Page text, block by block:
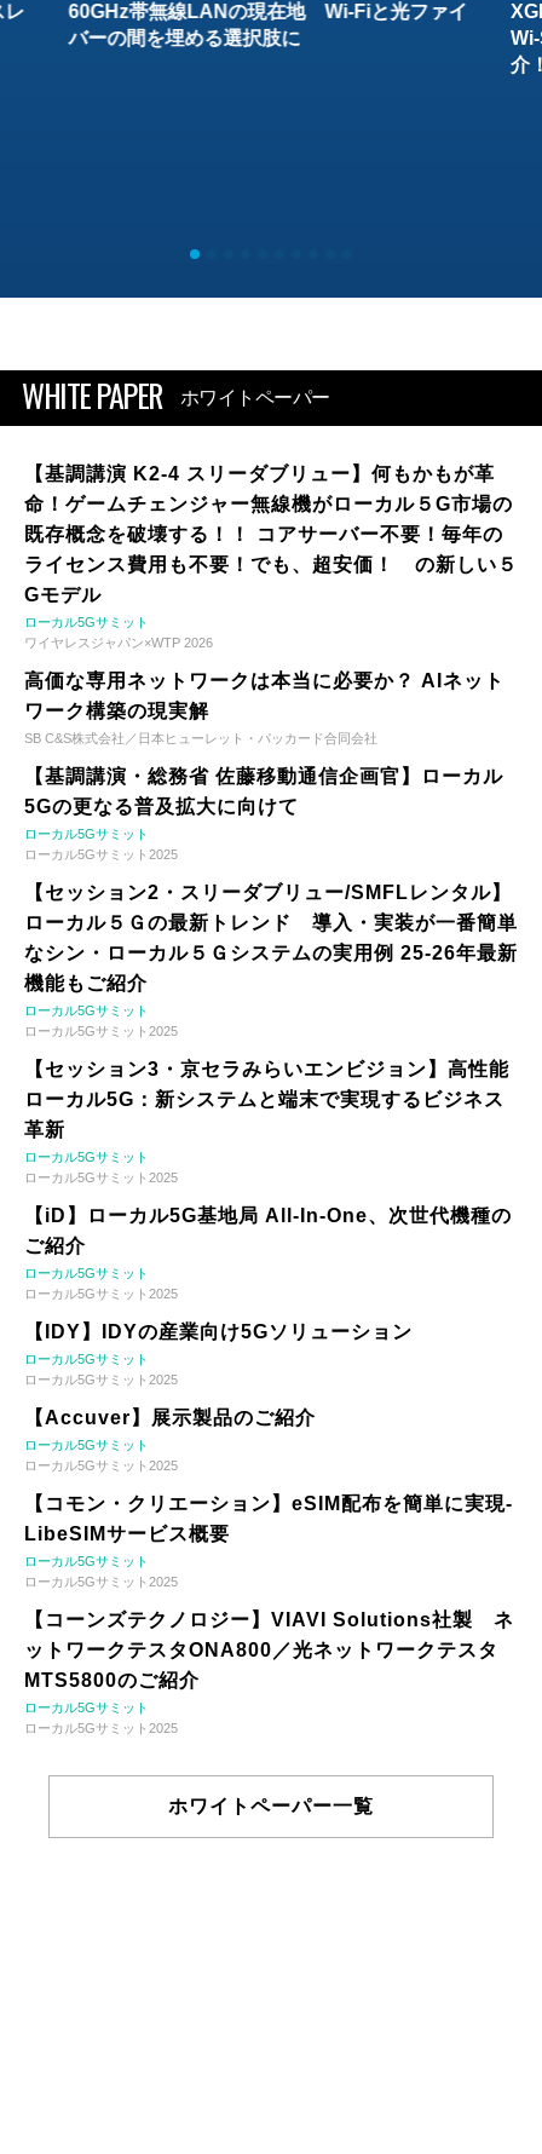
レ
60GHz帯無線LANの現在地 Wi-Fiと光ファイ
バーの間を埋める選択肢に
介
WHITE PAPER ホワイトペーパー
【基調講演 K2-4 スリーダブリュー】何もかもが革
命！ゲームチェンジャー無線機がローカル５G市場の
既存概念を破壊する！！ コアサーバー不要！毎年の
ライセンス費用も不要！でも、超安価！ の新しい５
Gモデル
ローカル5Gサミット
ワイヤレスジャパン×WTP 2026
高価な専用ネットワークは本当に必要か？ AIネット
ワーク構築の現実解
SB C&S株式会社／日本ヒューレット・パッカード合同会社
【基調講演・総務省 佐藤移動通信企画官】ローカル
5Gの更なる普及拡大に向けて
ローカル5Gサミット
ローカル5Gサミット2025
【セッション2・スリーダブリュー/SMFLレンタル】
ローカル５Ｇの最新トレンド 導入・実装が一番簡単
なシン・ローカル５Ｇシステムの実用例 25-26年最新
機能もご紹介
ローカル5Gサミット
ローカル5Gサミット2025
【セッション3・京セラみらいエンビジョン】高性能
ローカル5G：新システムと端末で実現するビジネス
革新
ローカル5Gサミット
ローカル5Gサミット2025
【iD】ローカル5G基地局 All-In-One、次世代機種の
ご紹介
ローカル5Gサミット
ローカル5Gサミット2025
【IDY】IDYの産業向け5Gソリューション
ローカル5Gサミット
ローカル5Gサミット2025
【Accuver】展示製品のご紹介
ローカル5Gサミット
ローカル5Gサミット2025
【コモン・クリエーション】eSIM配布を簡単に実現-
LibeSIMサービス概要
ローカル5Gサミット
ローカル5Gサミット2025
【コーンズテクノロジー】VIAVI Solutions社製 ネ
ットワークテスタONA800／光ネットワークテスタ
MTS5800のご紹介
ローカル5Gサミット
ローカル5Gサミット2025
ホワイトペーパー一覧